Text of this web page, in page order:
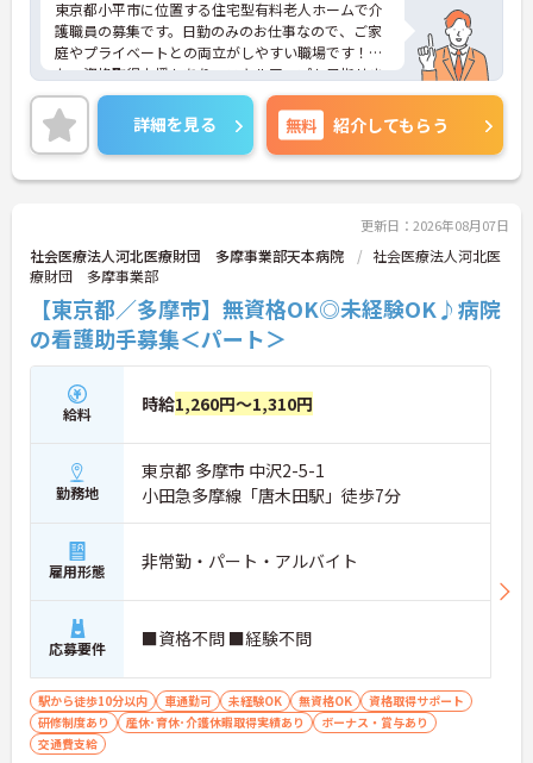
東京都小平市に位置する住宅型有料老人ホームで介
護職員の募集です。日勤のみのお仕事なので、ご家
庭やプライベートとの両立がしやすい職場です！ま
た、資格取得支援もあり、スキルアップも目指せま
す♪ご興味のある方はご面接のポイントお伝えしま
すのでご気軽にお問い合わせください。
詳細を見る 無料 紹介してもらう
更新日：2026年08月07日
社会医療法人河北医療財団 多摩事業部天本病院
社会医療法人河北医
療財団 多摩事業部
【東京都／多摩市】無資格OK◎未経験OK♪病院
の看護助手募集＜パート＞
給料 時給1,260円～1,310円
勤務地
東京都 多摩市 中沢2-5-1
小田急多摩線「唐木田駅」徒歩7分
雇用形態 非常勤・パート・アルバイト
応募要件 ■資格不問 ■経験不問
駅から徒歩10分以内 車通勤可 未経験OK 無資格OK
資格取得サポート
研修制度あり
産休･育休･介護休暇取得実績あり
ボーナス・賞与あり
交通費支給